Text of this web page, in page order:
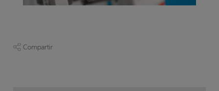
Compartir